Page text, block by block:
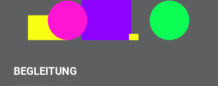
BEGLEITUNG